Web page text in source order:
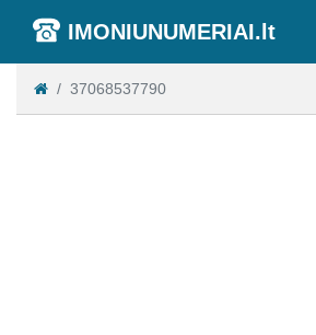
IMONIUNUMERIAI.lt
37068537790